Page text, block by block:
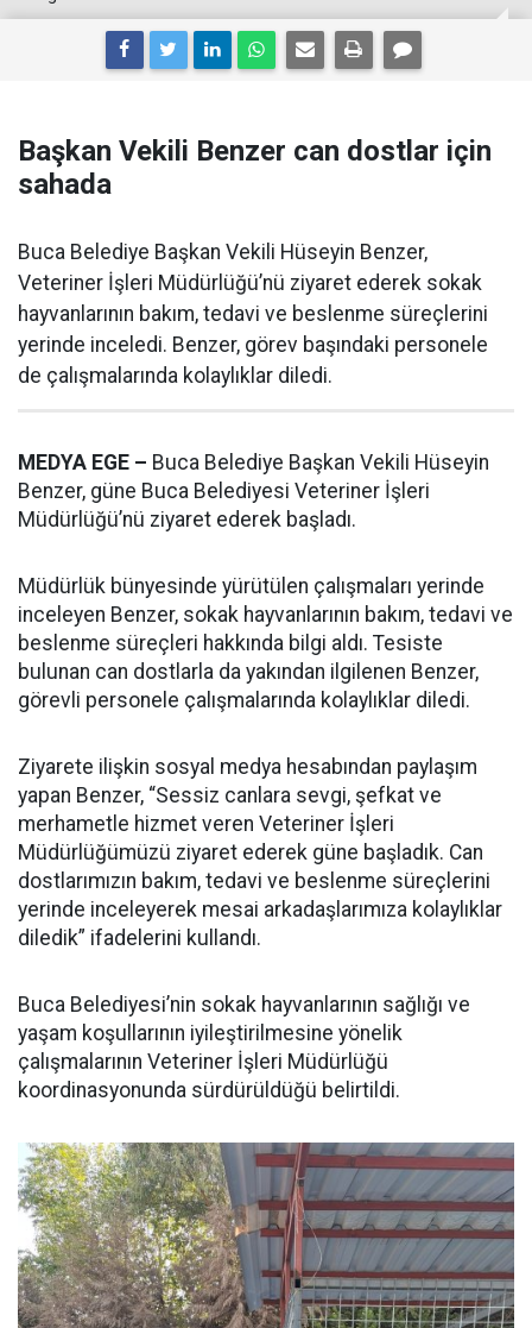
Başkan Vekili Benzer can dostlar için
sahada
Buca Belediye Başkan Vekili Hüseyin Benzer,
Veteriner İşleri Müdürlüğü’nü ziyaret ederek sokak
hayvanlarının bakım, tedavi ve beslenme süreçlerini
yerinde inceledi. Benzer, görev başındaki personele
de çalışmalarında kolaylıklar diledi.
MEDYA EGE – Buca Belediye Başkan Vekili Hüseyin
Benzer, güne Buca Belediyesi Veteriner İşleri
Müdürlüğü’nü ziyaret ederek başladı.
Müdürlük bünyesinde yürütülen çalışmaları yerinde
inceleyen Benzer, sokak hayvanlarının bakım, tedavi ve
beslenme süreçleri hakkında bilgi aldı. Tesiste
bulunan can dostlarla da yakından ilgilenen Benzer,
görevli personele çalışmalarında kolaylıklar diledi.
Ziyarete ilişkin sosyal medya hesabından paylaşım
yapan Benzer, “Sessiz canlara sevgi, şefkat ve
merhametle hizmet veren Veteriner İşleri
Müdürlüğümüzü ziyaret ederek güne başladık. Can
dostlarımızın bakım, tedavi ve beslenme süreçlerini
yerinde inceleyerek mesai arkadaşlarımıza kolaylıklar
diledik” ifadelerini kullandı.
Buca Belediyesi’nin sokak hayvanlarının sağlığı ve
yaşam koşullarının iyileştirilmesine yönelik
çalışmalarının Veteriner İşleri Müdürlüğü
koordinasyonunda sürdürüldüğü belirtildi.